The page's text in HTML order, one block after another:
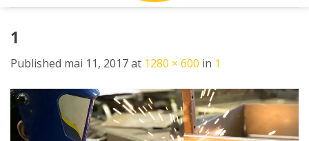
1
Published mai 11, 2017at 1280 × 600 in 1